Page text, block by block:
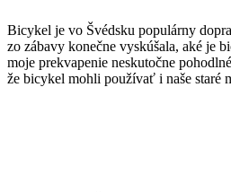
Bicykel je vo Švédsku populárny
zo zábavy konečne vyskúšala, aké je
moje prekvapenie neskutočne
že bicykel mohli používať i naše staré